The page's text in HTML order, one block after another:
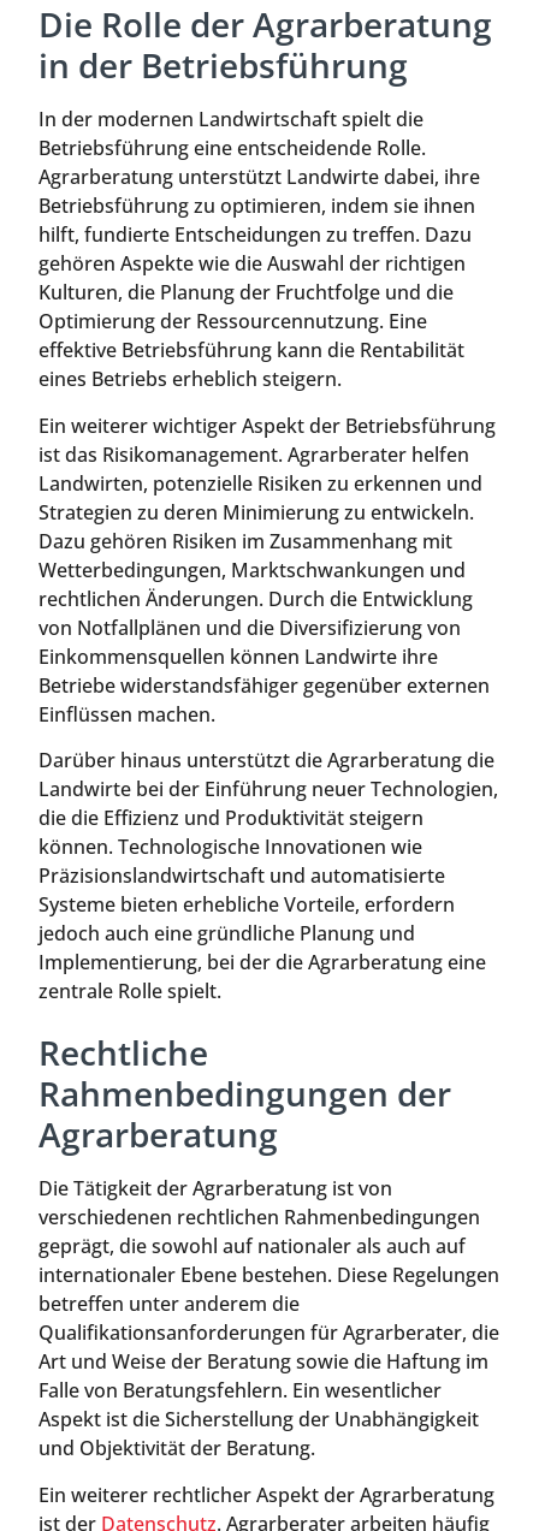
Die Rolle der Agrarberatung
in der Betriebsführung
In der modernen Landwirtschaft spielt die
Betriebsführung eine entscheidende Rolle.
Agrarberatung unterstützt Landwirte dabei, ihre
Betriebsführung zu optimieren, indem sie ihnen
hilft, fundierte Entscheidungen zu treffen. Dazu
gehören Aspekte wie die Auswahl der richtigen
Kulturen, die Planung der Fruchtfolge und die
Optimierung der Ressourcennutzung. Eine
effektive Betriebsführung kann die Rentabilität
eines Betriebs erheblich steigern.
Ein weiterer wichtiger Aspekt der Betriebsführung
ist das Risikomanagement. Agrarberater helfen
Landwirten, potenzielle Risiken zu erkennen und
Strategien zu deren Minimierung zu entwickeln.
Dazu gehören Risiken im Zusammenhang mit
Wetterbedingungen, Marktschwankungen und
rechtlichen Änderungen. Durch die Entwicklung
von Notfallplänen und die Diversifizierung von
Einkommensquellen können Landwirte ihre
Betriebe widerstandsfähiger gegenüber externen
Einflüssen machen.
Darüber hinaus unterstützt die Agrarberatung die
Landwirte bei der Einführung neuer Technologien,
die die Effizienz und Produktivität steigern
können. Technologische Innovationen wie
Präzisionslandwirtschaft und automatisierte
Systeme bieten erhebliche Vorteile, erfordern
jedoch auch eine gründliche Planung und
Implementierung, bei der die Agrarberatung eine
zentrale Rolle spielt.
Rechtliche
Rahmenbedingungen der
Agrarberatung
Die Tätigkeit der Agrarberatung ist von
verschiedenen rechtlichen Rahmenbedingungen
geprägt, die sowohl auf nationaler als auch auf
internationaler Ebene bestehen. Diese Regelungen
betreffen unter anderem die
Qualifikationsanforderungen für Agrarberater, die
Art und Weise der Beratung sowie die Haftung im
Falle von Beratungsfehlern. Ein wesentlicher
Aspekt ist die Sicherstellung der Unabhängigkeit
und Objektivität der Beratung.
Ein weiterer rechtlicher Aspekt der Agrarberatung
ist der Datenschutz. Agrarberater arbeiten häufig